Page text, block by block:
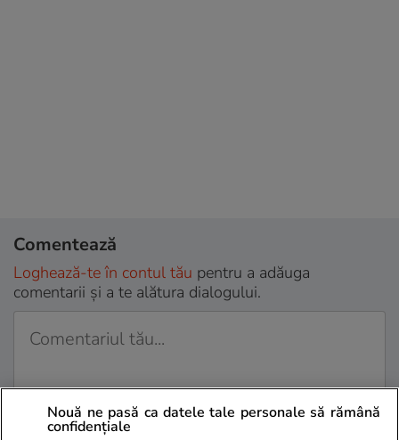
Comentează
Loghează-te în contul tău pentru a adăuga
comentarii și a te alătura dialogului.
Nouă ne pasă ca datele tale personale să rămână
confidențiale